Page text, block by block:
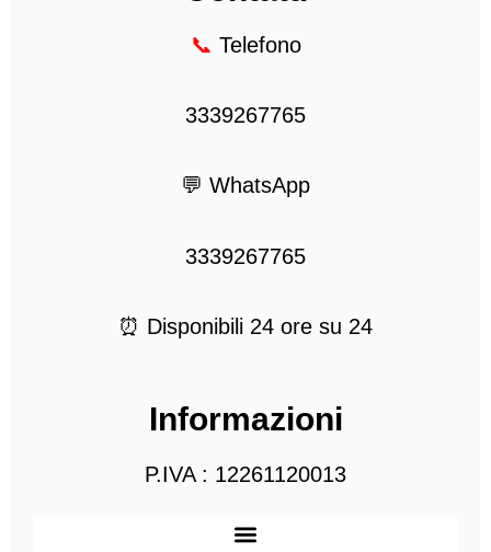
📞 Telefono
3339267765
💬 WhatsApp
3339267765
⏰ Disponibili 24 ore su 24
Informazioni
P.IVA : 12261120013